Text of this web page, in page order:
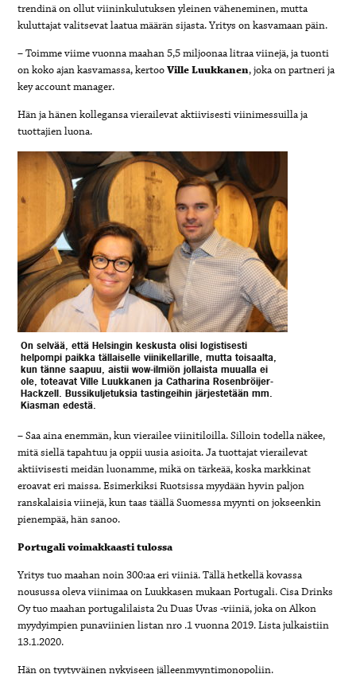
trendinä on ollut viininkulutuksen yleinen väheneminen, mutta
kuluttajat valitsevat laatua määrän sijasta. Yritys on kasvamaan päin.
– Toimme viime vuonna maahan 5,5 miljoonaa litraa viinejä, ja tuonti
on koko ajan kasvamassa, kertooVille Luukkanen, joka on partneri ja
key account manager.
Hän ja hänen kollegansa vierailevat aktiivisesti viinimessuilla ja
tuottajien luona.
On selvää, että Helsingin keskusta olisi logistisesti
helpompi paikka tällaiselle viinikellarille, mutta toisaalta,
kun tänne saapuu, aistii wow-ilmiön jollaista muualla ei
ole, toteavat Ville Luukkanen ja Catharina Rosenbröijer-
Hackzell. Bussikuljetuksia tastingeihin järjestetään mm.
Kiasman edestä.
– Saa aina enemmän, kun vierailee viinitiloilla. Silloin todella näkee,
mitä siellä tapahtuu ja oppii uusia asioita. Ja tuottajat vierailevat
aktiivisesti meidän luonamme, mikä on tärkeää, koska markkinat
eroavat eri maissa. Esimerkiksi Ruotsissa myydään hyvin paljon
ranskalaisia viinejä, kun taas täällä Suomessa myynti on jokseenkin
pienempää, hän sanoo.
Portugali voimakkaasti tulossa
Yritys tuo maahan noin 300:aa eri viiniä. Tällä hetkellä kovassa
nousussa oleva viinimaa on Luukkasen mukaan Portugali. Cisa Drinks
Oy tuo maahan portugalilaista 2u Duas Uvas -viiniä, joka on Alkon
myydyimpien punaviinien listan nro .1 vuonna 2019. Lista julkaistiin
13.1.2020.
Hän on tyytyväinen nykyiseen jälleenmyyntimonopoliin.